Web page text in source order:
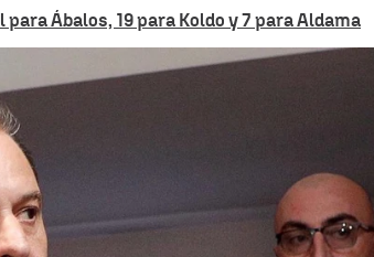
Ábalos, 19 para Koldo y 7 para Aldama